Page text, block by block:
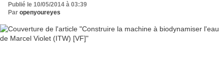
Publié le 10/05/2014 à 03:39
Par openyoureyes